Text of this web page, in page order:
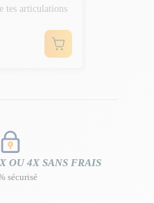
tes articulations
OU 4X SANS FRAIS
sécurisé